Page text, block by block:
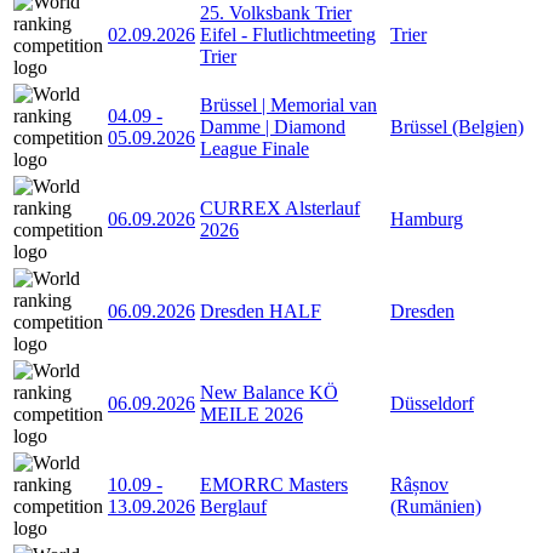
02.09.2026
25. Volksbank Trier
Eifel - Flutlichtmeeting
Trier
Trier
04.09 -
05.09.2026
Brüssel | Memorial van
Damme | Diamond
League Finale
Brüssel (Belgien)
06.09.2026
CURREX Alsterlauf
2026
Hamburg
06.09.2026 Dresden HALF Dresden
06.09.2026
New Balance KÖ
MEILE 2026
Düsseldorf
10.09 -
13.09.2026
EMORRC Masters
Berglauf
Râșnov
(Rumänien)